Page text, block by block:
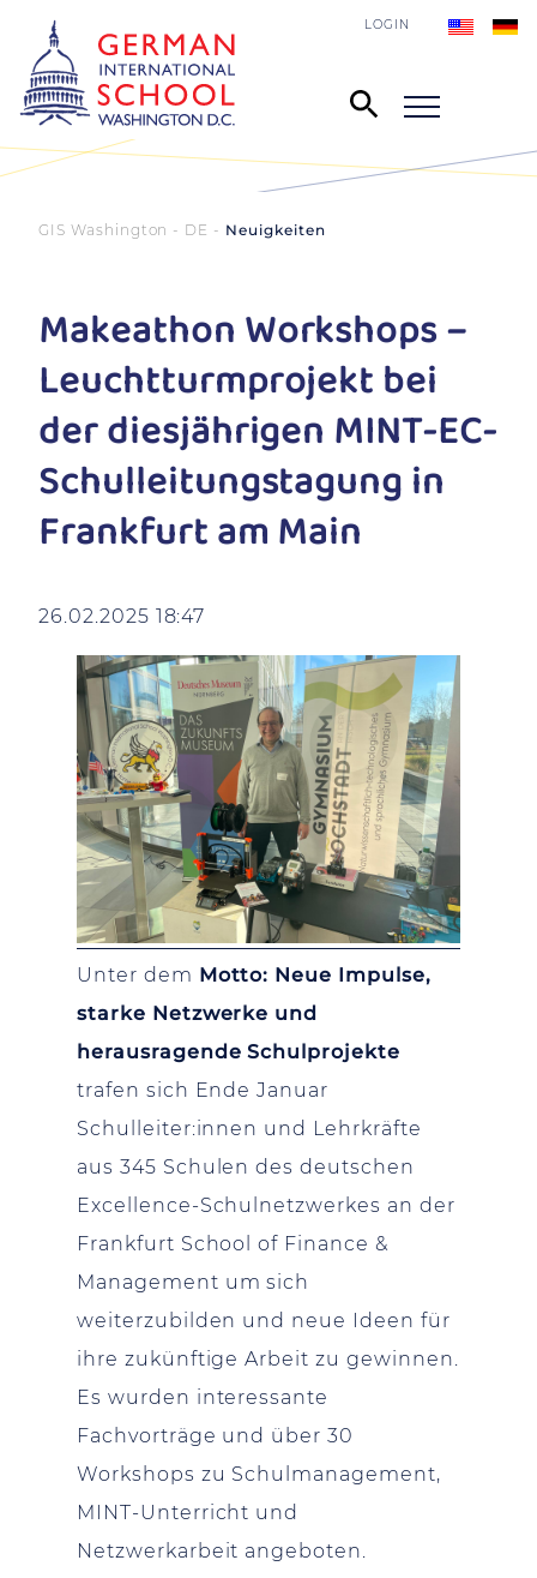
LOGIN
GIS Washington - DE Neuigkeiten
Makeathon Workshops –
Leuchtturmprojekt bei
der diesjährigen MINT-EC-
Schulleitungstagung in
Frankfurt am Main
26.02.2025 18:47
Unter dem Motto: Neue Impulse,
starke Netzwerke und
herausragende Schulprojekte
trafen sich Ende Januar
Schulleiter:innen und Lehrkräfte
aus 345 Schulen des deutschen
Excellence-Schulnetzwerkes an der
Frankfurt School of Finance &
Management um sich
weiterzubilden und neue Ideen für
ihre zukünftige Arbeit zu gewinnen.
Es wurden interessante
Fachvorträge und über 30
Workshops zu Schulmanagement,
MINT-Unterricht und
Netzwerkarbeit angeboten.